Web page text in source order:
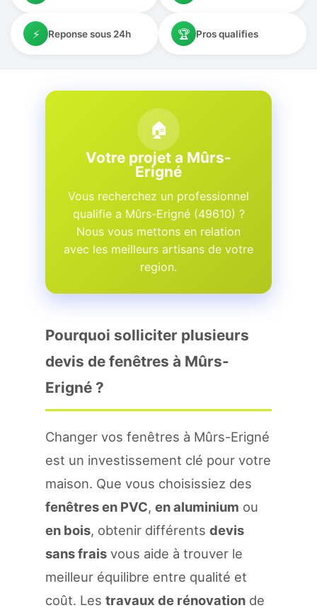
⚡ Reponse sous 24h 🏆 Pros qualifies
🏠
Votre projet a Mûrs-
Erigné
Vous recherchez un professionnel
qualifie a Mûrs-Erigné (49610) ?
Nous vous mettons en relation
avec les meilleurs artisans de votre
region.
Pourquoi solliciter plusieurs
devis de fenêtres à Mûrs-
Erigné ?
Changer vos fenêtres à Mûrs-Erigné
est un investissement clé pour votre
maison. Que vous choisissiez des
fenêtres en PVC, en aluminium ou
en bois, obtenir différents devis
sans frais vous aide à trouver le
meilleur équilibre entre qualité et
coût. Les travaux de rénovation de